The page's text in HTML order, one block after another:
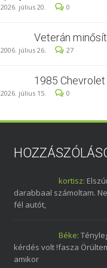
2026. július 20. 0
Veterán
2006. július 26. 27
1985
2026. július 15. 0
kortisz:
darabbaal számoltam.
fél autót,
Béke:
kérdés volt !fasza
amikor